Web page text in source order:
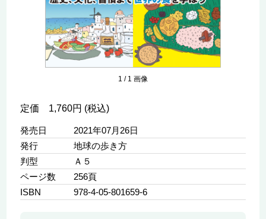
1 / 1 画像
定価 1,760円 (税込)
発売日
2021年07月26日
発行
地球の歩き方
判型
Ａ５
ページ数
256頁
ISBN
978-4-05-801659-6